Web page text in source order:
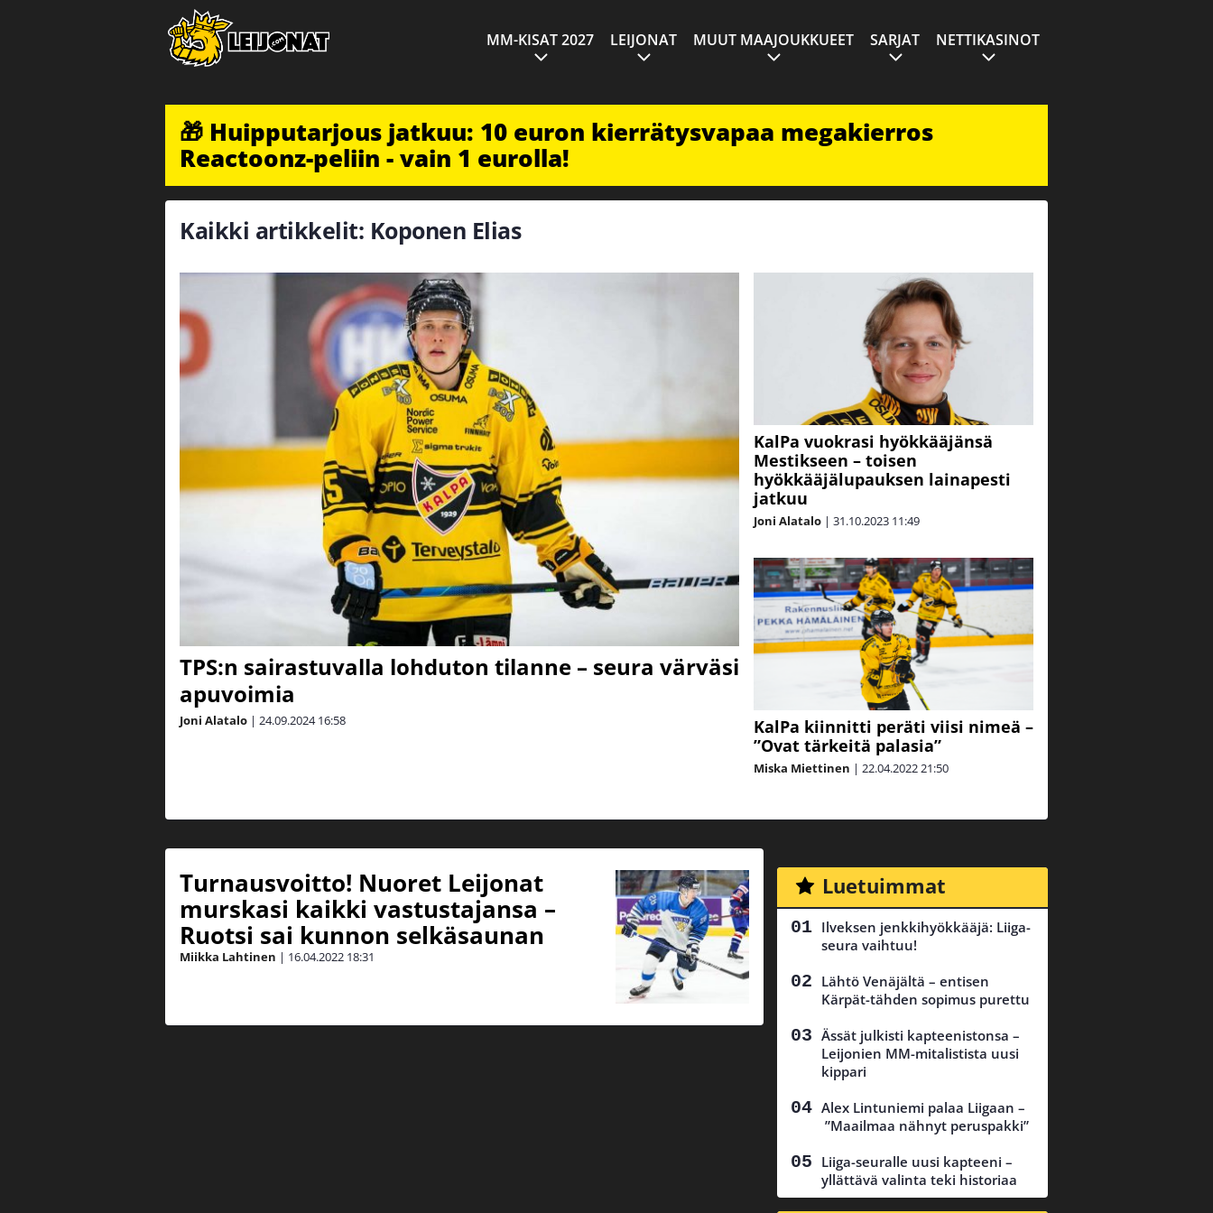
MM-KISAT 2027 LEIJONAT MUUT MAAJOUKKUEET SARJAT NETTIKASINOT
🎁 Huipputarjous jatkuu: 10 euron kierrätysvapaa megakierros
Reactoonz-peliin - vain 1 eurolla!
Kaikki artikkelit: Koponen Elias
TPS:n sairastuvalla lohduton tilanne – seura värväsi
apuvoimia
Joni Alatalo | 24.09.2024 16:58
KalPa vuokrasi hyökkääjänsä
Mestikseen – toisen
hyökkääjälupauksen lainapesti
jatkuu
Joni Alatalo | 31.10.2023 11:49
KalPa kiinnitti peräti viisi nimeä –
”Ovat tärkeitä palasia”
Miska Miettinen | 22.04.202221:50
Turnausvoitto! Nuoret Leijonat
murskasi kaikki vastustajansa –
Ruotsi sai kunnon selkäsaunan
Miikka Lahtinen | 16.04.2022 18:31
Luetuimmat
Ilveksen jenkkihyökkääjä: Liiga-
seura vaihtuu!
Lähtö Venäjältä – entisen
Kärpät-tähden sopimus purettu
Ässät julkisti kapteenistonsa –
Leijonien MM-mitalistista uusi
kippari
Alex Lintuniemi palaa Liigaan –
”Maailmaa nähnyt peruspakki”
Liiga-seuralle uusi kapteeni –
yllättävä valinta teki historiaa